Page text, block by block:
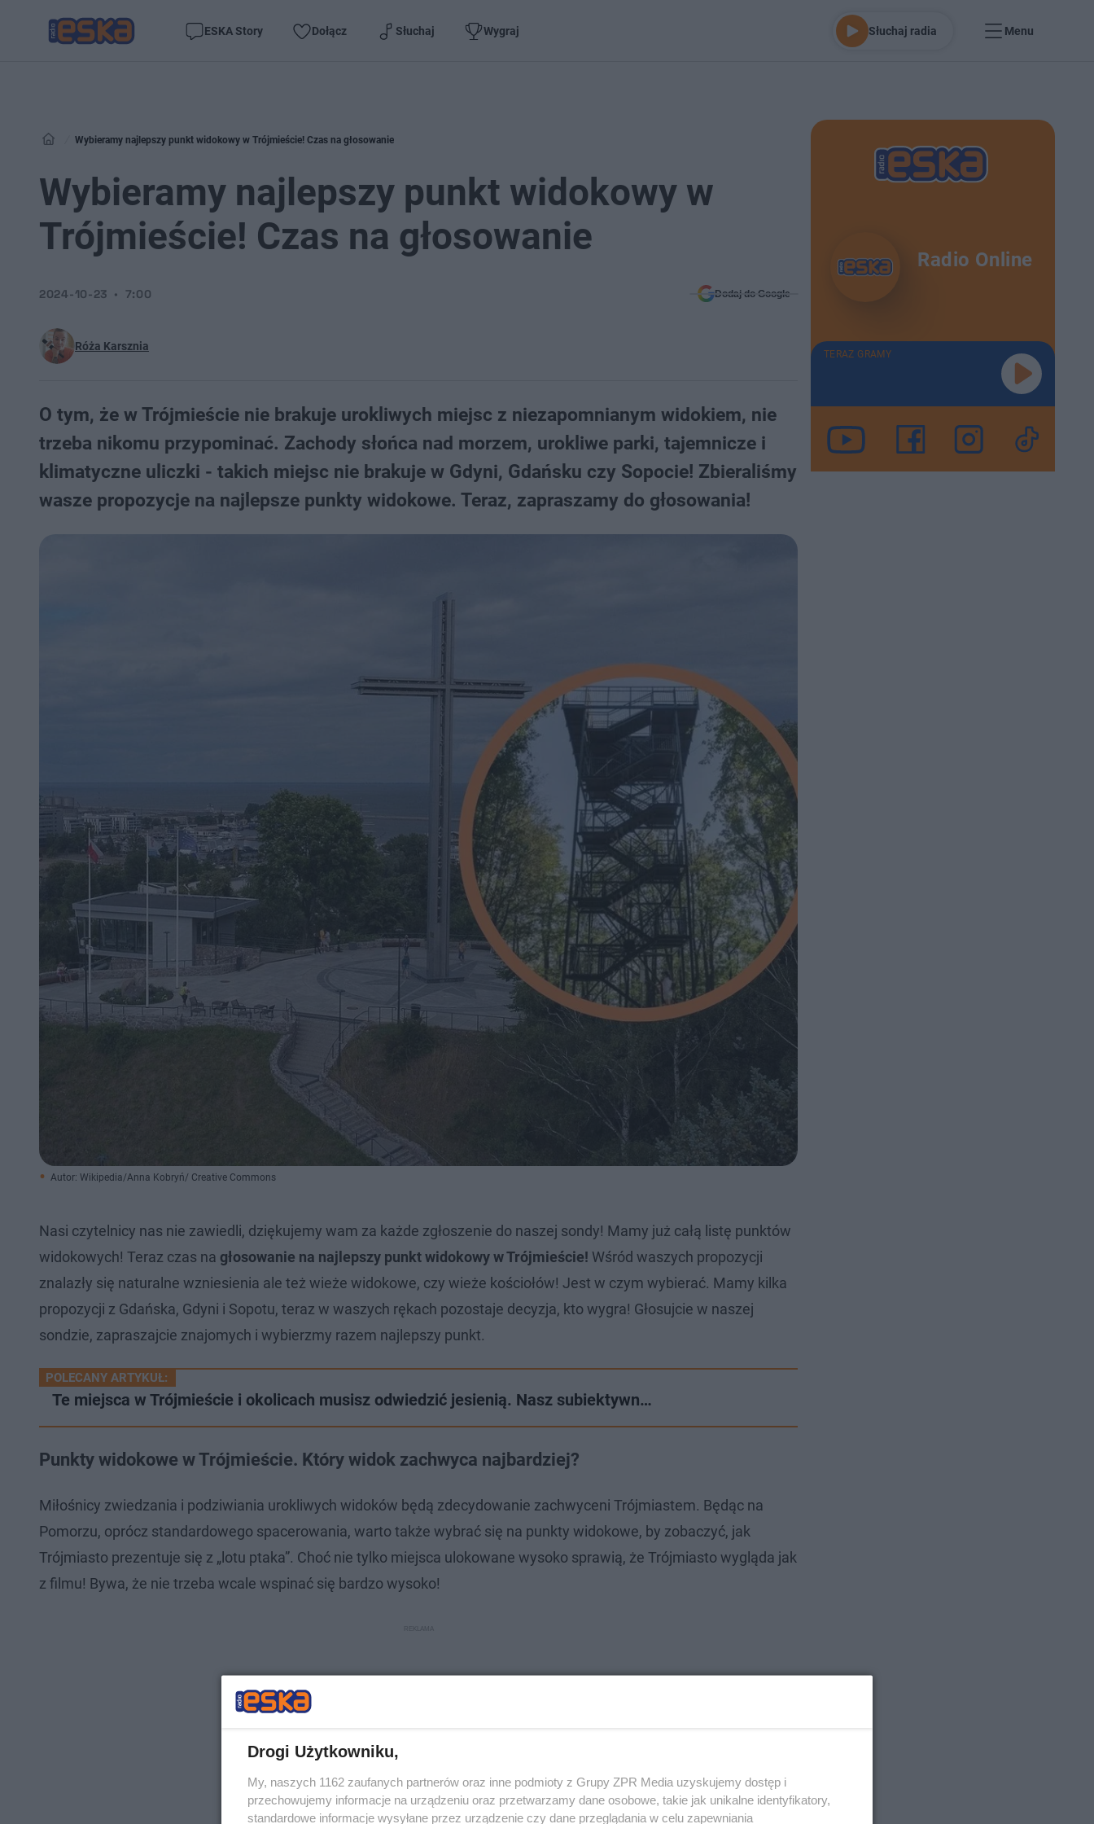
ESKA Story Dołącz Słuchaj Wygraj Słuchaj radia Menu
Wybieramy najlepszy punkt widokowy w Trójmieście! Czas na głosowanie
Wybieramy najlepszy punkt widokowy w
Trójmieście! Czas na głosowanie
Róża Karsznia
2024-10-23 7:00 Dodaj do Google
O tym, że w Trójmieście nie brakuje urokliwych miejsc z niezapomnianym widokiem, nie
trzeba nikomu przypominać. Zachody słońca nad morzem, urokliwe parki, tajemnicze i
klimatyczne uliczki - takich miejsc nie brakuje w Gdyni, Gdańsku czy Sopocie! Zbieraliśmy
wasze propozycje na najlepsze punkty widokowe. Teraz, zapraszamy do głosowania!
Autor: Wikipedia/Anna Kobryń/ Creative Commons
Nasi czytelnicy nas nie zawiedli, dziękujemy wam za każde zgłoszenie do naszej sondy! Mamy już całą listę punktów
widokowych! Teraz czas na głosowanie na najlepszy punkt widokowy w Trójmieście! Wśród waszych propozycji
znalazły się naturalne wzniesienia ale też wieże widokowe, czy wieże kościołów! Jest w czym wybierać. Mamy kilka
propozycji z Gdańska, Gdyni i Sopotu, teraz w waszych rękach pozostaje decyzja, kto wygra! Głosujcie w naszej
sondzie, zapraszajcie znajomych i wybierzmy razem najlepszy punkt.
POLECANY ARTYKUŁ:
Te miejsca w Trójmieście i okolicach musisz odwiedzić jesienią. Nasz subiektywn…
Punkty widokowe w Trójmieście. Który widok zachwyca najbardziej?
Miłośnicy zwiedzania i podziwiania urokliwych widoków będą zdecydowanie zachwyceni Trójmiastem. Będąc na
Pomorzu, oprócz standardowego spacerowania, warto także wybrać się na punkty widokowe, by zobaczyć, jak
Trójmiasto prezentuje się z „lotu ptaka”. Choć nie tylko miejsca ulokowane wysoko sprawią, że Trójmiasto wygląda jak
z filmu! Bywa, że nie trzeba wcale wspinać się bardzo wysoko!
Radio Online
TERAZ GRAMY
Drogi Użytkowniku,
My, naszych 1162 zaufanych partnerów oraz inne podmioty z Grupy ZPR Media uzyskujemy dostęp i
przechowujemy informacje na urządzeniu oraz przetwarzamy dane osobowe, takie jak unikalne identyfikatory,
standardowe informacje wysyłane przez urządzenie czy dane przeglądania w celu zapewniania